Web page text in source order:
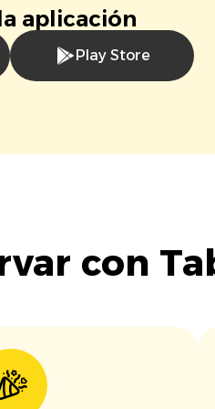
aplicación
Play Store
con